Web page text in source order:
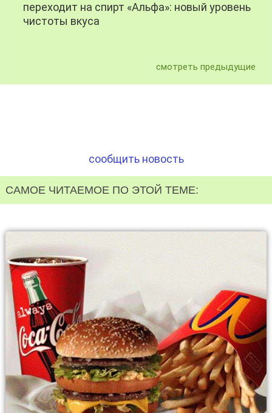
переходит на спирт «Альфа»: новый уровень
чистоты вкуса
смотреть предыдущие
сообщить новость
САМОЕ ЧИТАЕМОЕ ПО ЭТОЙ ТЕМЕ: